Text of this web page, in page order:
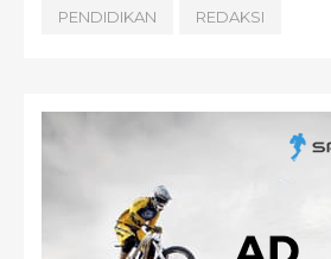
PENDIDIKAN REDAKSI